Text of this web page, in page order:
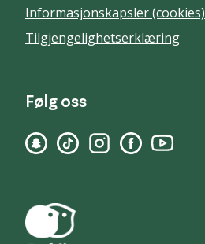
Informasjonskapsler (cookies)
Tilgjengelighetserklæring
Følg oss